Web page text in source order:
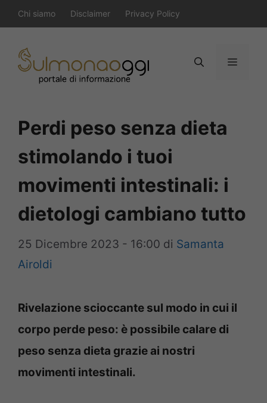
al
contenuto
Chi siamo Disclaimer Privacy Policy
Menu
Perdi peso senza dieta
stimolando i tuoi
movimenti intestinali: i
dietologi cambiano tutto
25 Dicembre 2023 - 16:00 di Samanta
Airoldi
Rivelazione scioccante sul modo in cui il
corpo perde peso: è possibile calare di
peso senza dieta grazie ai nostri
movimenti intestinali.